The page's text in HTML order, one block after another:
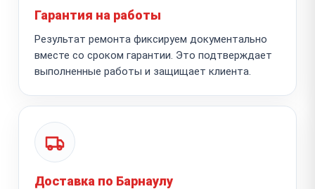
Гарантия на работы
Результат ремонта фиксируем документально
вместе со сроком гарантии. Это подтверждает
выполненные работы и защищает клиента.
Доставка по Барнаулу